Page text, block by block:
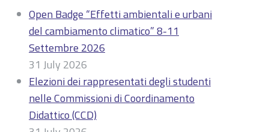
Open Badge “Effetti ambientali e urbani
del cambiamento climatico” 8-11
Settembre 2026
31 July 2026
Elezioni dei rappresentati degli studenti
nelle Commissioni di Coordinamento
Didattico (CCD)